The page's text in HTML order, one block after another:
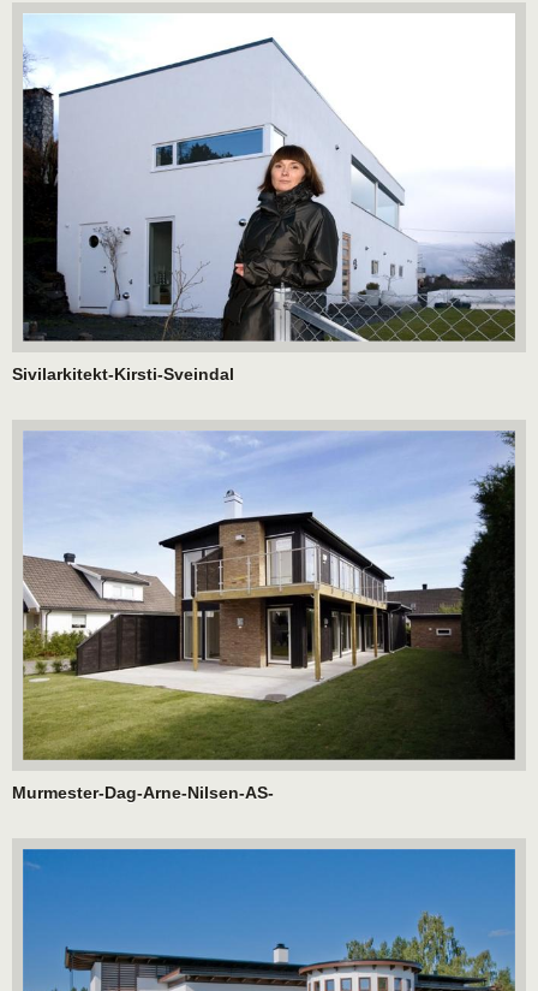
Sivilarkitekt-Kirsti-Sveindal
Murmester-Dag-Arne-Nilsen-AS-